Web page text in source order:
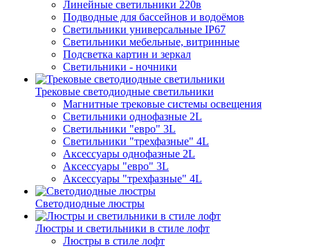
Линейные светильники 220в
Подводные для бассейнов и водоёмов
Светильники универсальные IP67
Светильники мебельные, витринные
Подсветка картин и зеркал
Светильники - ночники
Трековые светодиодные светильники
Магнитные трековые системы освещения
Светильники однофазные 2L
Светильники "евро" 3L
Светильники "трехфазные" 4L
Аксессуары однофазные 2L
Аксессуары "евро" 3L
Аксессуары "трехфазные" 4L
Светодиодные люстры
Люстры и светильники в стиле лофт
Люстры в стиле лофт